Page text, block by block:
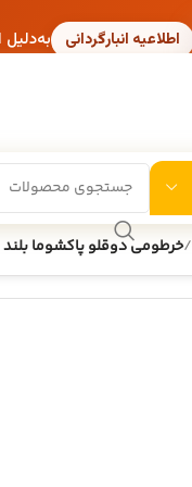
اطلاعیه انبارگردانی
/خرطومی دوقلو پاکشوما بلند M10